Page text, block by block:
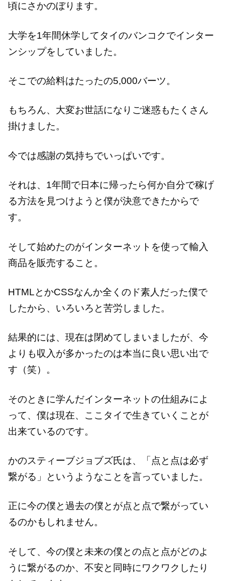
頃にさかのぼります。
大学を1年間休学してタイのバンコクでインター
ンシップをしていました。
そこでの給料はたったの5,000バーツ。
もちろん、大変お世話になりご迷惑もたくさん
掛けました。
今では感謝の気持ちでいっぱいです。
それは、1年間で日本に帰ったら何か自分で稼げ
る方法を見つけようと僕が決意できたからで
す。
そして始めたのがインターネットを使って輸入
商品を販売すること。
HTMLとかCSSなんか全くのド素人だった僕で
したから、いろいろと苦労しました。
結果的には、現在は閉めてしまいましたが、今
よりも収入が多かったのは本当に良い思い出で
す（笑）。
そのときに学んだインターネットの仕組みによ
って、僕は現在、ここタイで生きていくことが
出来ているのです。
かのスティーブジョブズ氏は、「点と点は必ず
繋がる」というようなことを言っていました。
正に今の僕と過去の僕とが点と点で繋がってい
るのかもしれません。
そして、今の僕と未来の僕との点と点がどのよ
うに繋がるのか、不安と同時にワクワクしたり